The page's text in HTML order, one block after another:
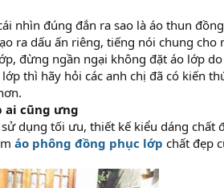
nhìn đúng đắn ra sao là áo thun
ra dấu ấn riêng, tiếng nói chung
đừng ngần ngại không đặt áo lớp
thì hãy hỏi các anh chị đã có kiến
ai cũng ưng
dụng tối ưu, thiết kế kiểu dáng chất
áo phông đồng phục lớp chất đẹp